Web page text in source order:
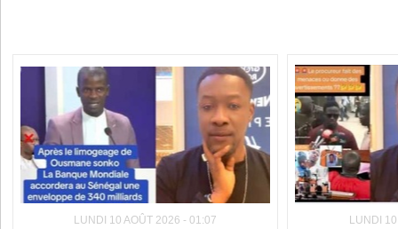
LUNDI 10 AOÛT 2026 - 01:07
LUNDI